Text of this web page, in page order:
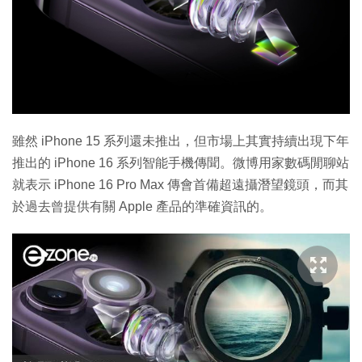
雖然 iPhone 15 系列還未推出，但市場上其實持續出現下年
推出的 iPhone 16 系列智能手機傳聞。微博用家數碼閒聊站
就表示 iPhone 16 Pro Max 傳會首備超遠攝潛望鏡頭，而其
於過去曾提供有關 Apple 產品的準確資訊的。